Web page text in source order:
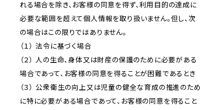
れる場合を除き、お客様の同意を得ず、利用目的の達成に
必要な範囲を超えて個人情報を取り扱いません。但し、次
の場合はこの限りではありません。
（１） 法令に基づく場合
（２） 人の生命、身体又は財産の保護のために必要がある
場合であって、お客様の同意を得ることが困難であるとき
（３） 公衆衛生の向上又は児童の健全な育成の推進のため
に特に必要がある場合であって、お客様の同意を得ること